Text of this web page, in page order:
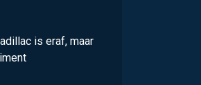
is eraf, maar